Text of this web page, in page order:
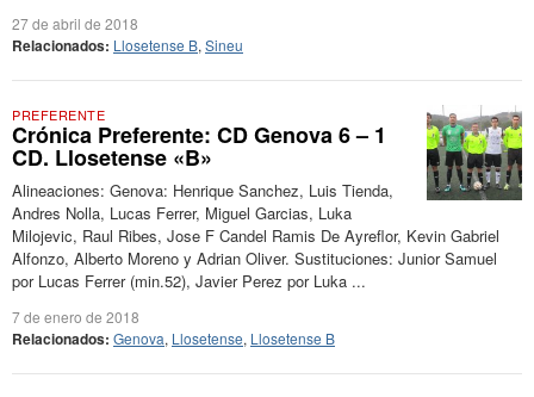
27 de abril de 2018
Relacionados: Llosetense B, Sineu
PREFERENTE
Crónica Preferente: CD Genova 6 – 1
CD. Llosetense «B»
Alineaciones: Genova: Henrique Sanchez, Luis Tienda,
Andres Nolla, Lucas Ferrer, Miguel Garcias, Luka
Milojevic, Raul Ribes, Jose F Candel Ramis De Ayreflor, Kevin Gabriel
Alfonzo, Alberto Moreno y Adrian Oliver. Sustituciones: Junior Samuel
por Lucas Ferrer (min.52), Javier Perez por Luka ...
7 de enero de 2018
Relacionados: Genova, Llosetense, Llosetense B